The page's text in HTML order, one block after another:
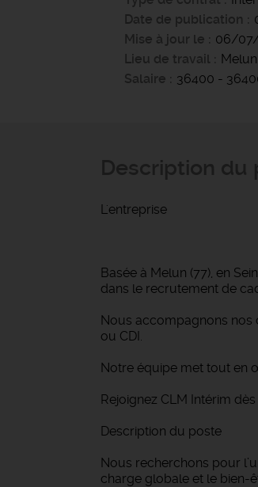
Date de publication
Mise à jour le
06/
Lieu de travail
Melun
Salaire
36400 -
L'entreprise
Basée à Melun (77), en
dans le recrutement de
Nous accompagnons nos
ou CDI.
Notre équipe met tout en
Rejoignez CLM Intérim dès
Description du poste
Nous recherchons pour
charge globale et le bien-